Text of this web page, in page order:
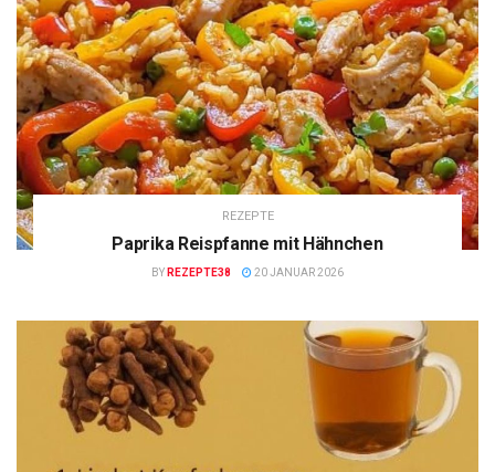
REZEPTE
Paprika Reispfanne mit Hähnchen
BY REZEPTE38 20 JANUAR 2026